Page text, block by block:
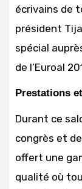
écrivains de
président
spécial
de l’Euroal
Prestations
Durant ce
congrès et
offert une
qualité où